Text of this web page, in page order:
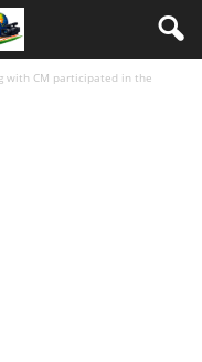
with CM participated in the